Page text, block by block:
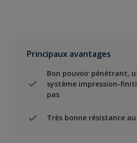
Principaux avantages
Bon pouvoir pénétrant,
système impression-
pas
Très bonne résistance au